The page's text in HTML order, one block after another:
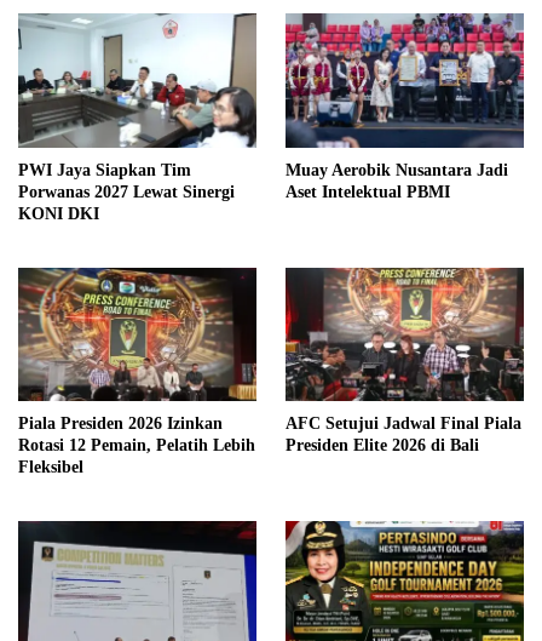
PWI Jaya Siapkan Tim
Porwanas 2027 Lewat Sinergi
KONI DKI
Muay Aerobik Nusantara Jadi
Aset Intelektual PBMI
Piala Presiden 2026 Izinkan
Rotasi 12 Pemain, Pelatih Lebih
Fleksibel
AFC Setujui Jadwal Final Piala
Presiden Elite 2026 di Bali